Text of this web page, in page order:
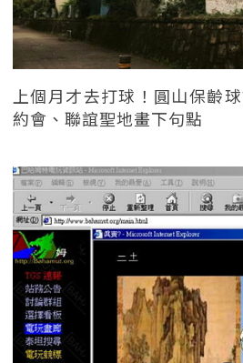
上個月才去打球！圓山保齡
約會、聯誼聖地畫下句點